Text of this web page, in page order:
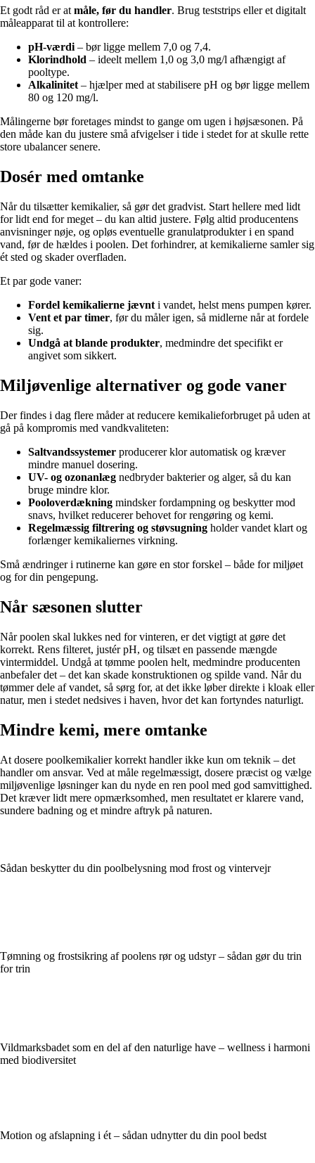
Et godt råd er at måle, før du handler. Brug teststrips eller et digitalt
måleapparat til at kontrollere:
pH-værdi – bør ligge mellem 7,0 og 7,4.
Klorindhold – ideelt mellem 1,0 og 3,0 mg/l afhængigt af
pooltype.
Alkalinitet – hjælper med at stabilisere pH og bør ligge mellem
80 og 120 mg/l.
Målingerne bør foretages mindst to gange om ugen i højsæsonen. På
den måde kan du justere små afvigelser i tide i stedet for at skulle rette
store ubalancer senere.
Dosér med omtanke
Når du tilsætter kemikalier, så gør det gradvist. Start hellere med lidt
for lidt end for meget – du kan altid justere. Følg altid producentens
anvisninger nøje, og opløs eventuelle granulatprodukter i en spand
vand, før de hældes i poolen. Det forhindrer, at kemikalierne samler sig
ét sted og skader overfladen.
Et par gode vaner:
Fordel kemikalierne jævnt i vandet, helst mens pumpen kører.
Vent et par timer, før du måler igen, så midlerne når at fordele
sig.
Undgå at blande produkter, medmindre det specifikt er
angivet som sikkert.
Miljøvenlige alternativer og gode vaner
Der findes i dag flere måder at reducere kemikalieforbruget på uden at
gå på kompromis med vandkvaliteten:
Saltvandssystemer producerer klor automatisk og kræver
mindre manuel dosering.
UV- og ozonanlæg nedbryder bakterier og alger, så du kan
bruge mindre klor.
Pooloverdækning mindsker fordampning og beskytter mod
snavs, hvilket reducerer behovet for rengøring og kemi.
Regelmæssig filtrering og støvsugning holder vandet klart og
forlænger kemikaliernes virkning.
Små ændringer i rutinerne kan gøre en stor forskel – både for miljøet
og for din pengepung.
Når sæsonen slutter
Når poolen skal lukkes ned for vinteren, er det vigtigt at gøre det
korrekt. Rens filteret, justér pH, og tilsæt en passende mængde
vintermiddel. Undgå at tømme poolen helt, medmindre producenten
anbefaler det – det kan skade konstruktionen og spilde vand. Når du
tømmer dele af vandet, så sørg for, at det ikke løber direkte i kloak eller
natur, men i stedet nedsives i haven, hvor det kan fortyndes naturligt.
Mindre kemi, mere omtanke
At dosere poolkemikalier korrekt handler ikke kun om teknik – det
handler om ansvar. Ved at måle regelmæssigt, dosere præcist og vælge
miljøvenlige løsninger kan du nyde en ren pool med god samvittighed.
Det kræver lidt mere opmærksomhed, men resultatet er klarere vand,
sundere badning og et mindre aftryk på naturen.
Sådan beskytter du din poolbelysning mod frost og vintervejr
Tømning og frostsikring af poolens rør og udstyr – sådan gør du trin
for trin
Vildmarksbadet som en del af den naturlige have – wellness i harmoni
med biodiversitet
Motion og afslapning i ét – sådan udnytter du din pool bedst